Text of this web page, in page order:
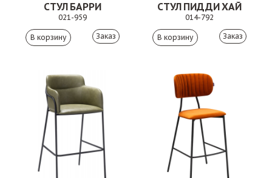
СТУЛ БАРРИ
021-959
Заказ
СТУЛ ПИДДИ ХАЙ
014-792
Заказ